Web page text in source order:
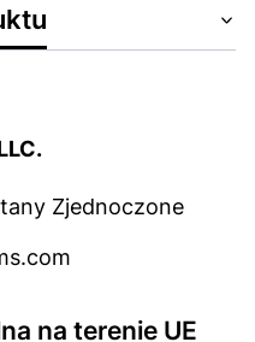
Zjednoczone
na terenie UE